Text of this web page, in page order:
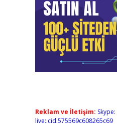
Reklam ve İletişim: Skype:
live:.cid.575569c608265c69